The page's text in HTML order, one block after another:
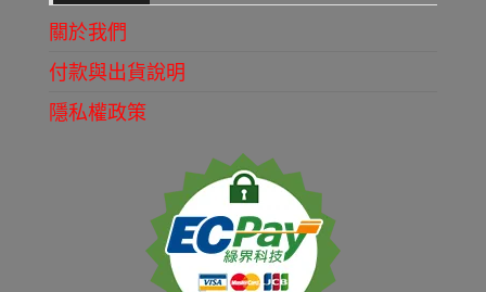
關於我們
付款與出貨說明
隱私權政策